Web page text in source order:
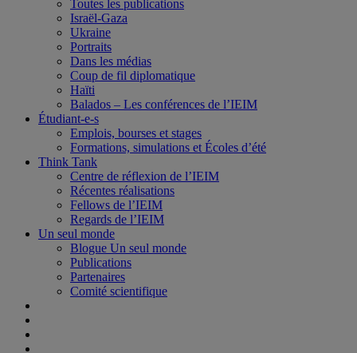
Toutes les publications
Israël-Gaza
Ukraine
Portraits
Dans les médias
Coup de fil diplomatique
Haïti
Balados – Les conférences de l’IEIM
Étudiant-e-s
Emplois, bourses et stages
Formations, simulations et Écoles d’été
Think Tank
Centre de réflexion de l’IEIM
Récentes réalisations
Fellows de l’IEIM
Regards de l’IEIM
Un seul monde
Blogue Un seul monde
Publications
Partenaires
Comité scientifique